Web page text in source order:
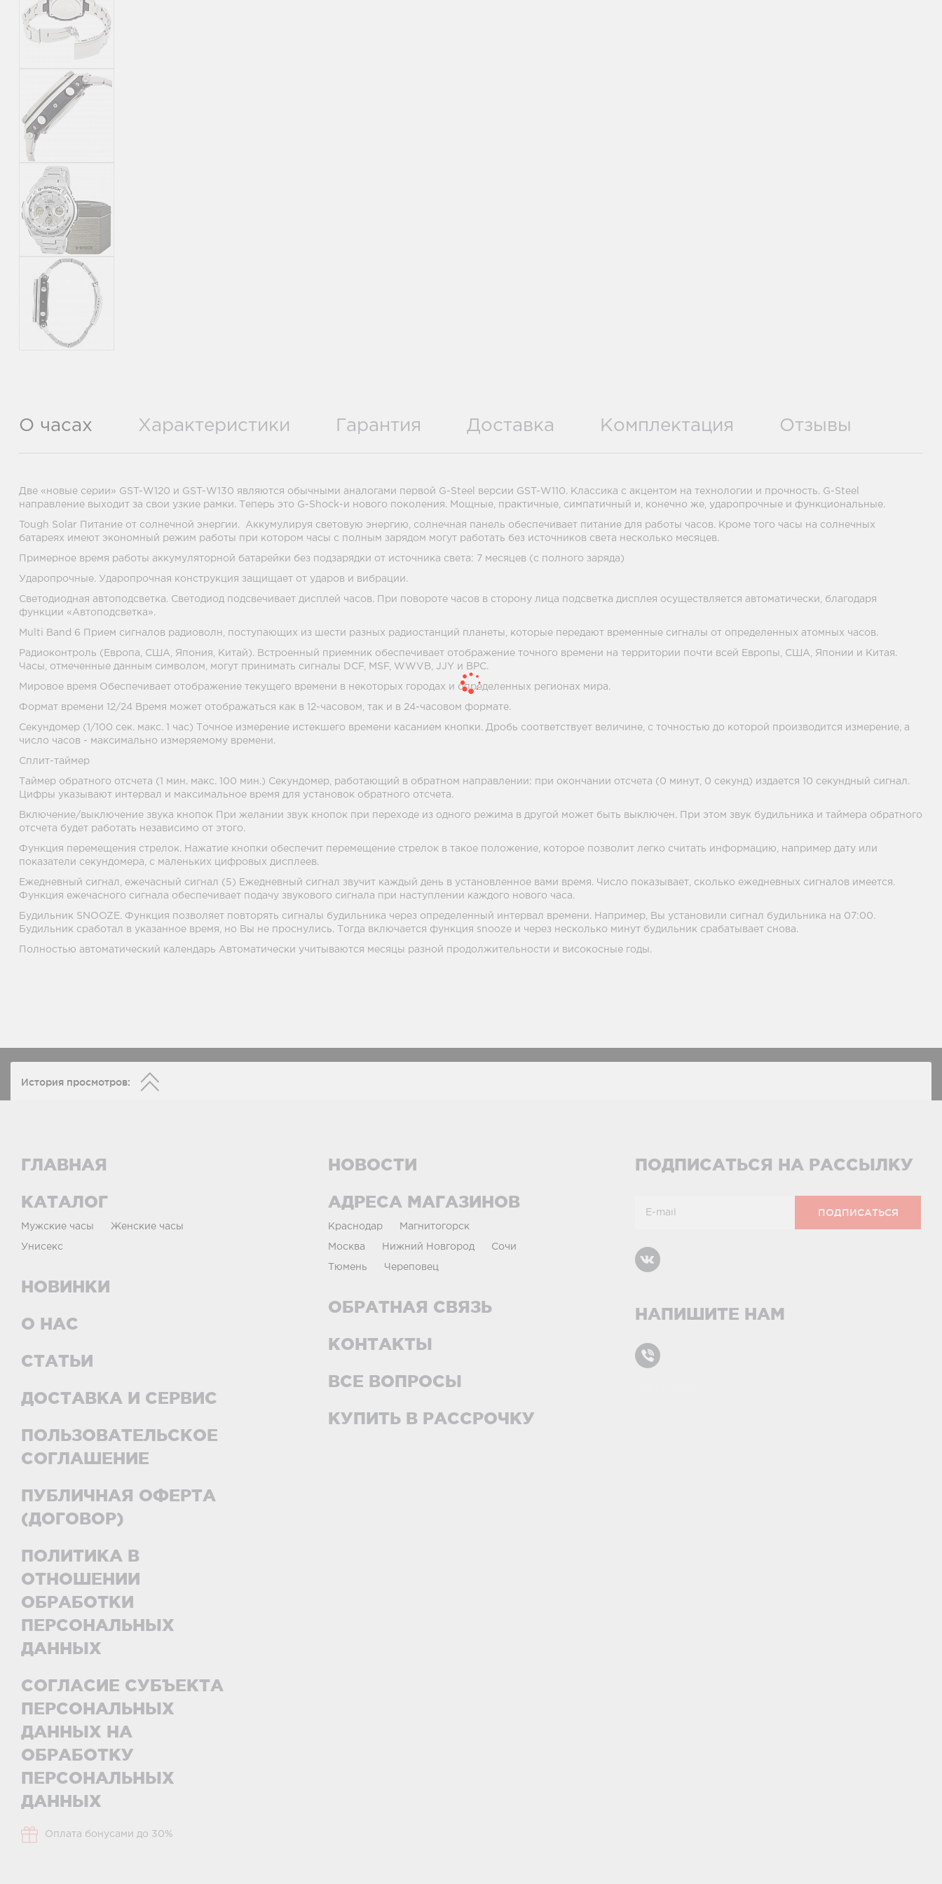
О часах Характеристики Гарантия Доставка Комплектация Отзывы
Две «новые серии» GST-W120 и GST-W130 являются обычными аналогами первой G-Steel версии GST-W110. Классика с акцентом на технологии и прочность. G-Steel
направление выходит за свои узкие рамки. Теперь это G-Shock-и нового поколения. Мощные, практичные, симпатичный и, конечно же, ударопрочные и функциональные.
Tough Solar Питание от солнечной энергии. Аккумулируя световую энергию, солнечная панель обеспечивает питание для работы часов. Кроме того часы на солнечных
батареях имеют экономный режим работы при котором часы с полным зарядом могут работать без источников света несколько месяцев.
Примерное время работы аккумуляторной батарейки без подзарядки от источника света: 7 месяцев (с полного заряда)
Ударопрочные. Ударопрочная конструкция защищает от ударов и вибрации.
Светодиодная автоподсветка. Светодиод подсвечивает дисплей часов. При повороте часов в сторону лица подсветка дисплея осуществляется автоматически, благодаря
функции «Автоподсветка».
Multi Band 6 Прием сигналов радиоволн, поступающих из шести разных радиостанций планеты, которые передают временные сигналы от определенных атомных часов.
Радиоконтроль (Европа, США, Япония, Китай). Встроенный приемник обеспечивает отображение точного времени на территории почти всей Европы, США, Японии и Китая.
Часы, отмеченные данным символом, могут принимать сигналы DCF, MSF, WWVB, JJY и BPC.
Мировое время Обеспечивает отображение текущего времени в некоторых городах и определенных регионах мира.
Формат времени 12/24 Время может отображаться как в 12-часовом, так и в 24-часовом формате.
Секундомер (1/100 сек. макс. 1 час) Точное измерение истекшего времени касанием кнопки. Дробь соответствует величине, с точностью до которой производится измерение, а
число часов - максимально измеряемому времени.
Сплит-таймер
Таймер обратного отсчета (1 мин. макс. 100 мин.) Секундомер, работающий в обратном направлении: при окончании отсчета (0 минут, 0 секунд) издается 10 секундный сигнал.
Цифры указывают интервал и максимальное время для установок обратного отсчета.
Включение/выключение звука кнопок При желании звук кнопок при переходе из одного режима в другой может быть выключен. При этом звук будильника и таймера обратного
отсчета будет работать независимо от этого.
Функция перемещения стрелок. Нажатие кнопки обеспечит перемещение стрелок в такое положение, которое позволит легко считать информацию, например дату или
показатели секундомера, с маленьких цифровых дисплеев.
Ежедневный сигнал, ежечасный сигнал (5) Ежедневный сигнал звучит каждый день в установленное вами время. Число показывает, сколько ежедневных сигналов имеется.
Функция ежечасного сигнала обеспечивает подачу звукового сигнала при наступлении каждого нового часа.
Будильник SNOOZE. Функция позволяет повторять сигналы будильника через определенный интервал времени. Например, Вы установили сигнал будильника на 07:00.
Будильник сработал в указанное время, но Вы не проснулись. Тогда включается функция snooze и через несколько минут будильник срабатывает снова.
Полностью автоматический календарь Автоматически учитываются месяцы разной продолжительности и високосные годы.
История просмотров:
ГЛАВНАЯ
КАТАЛОГ
Мужские часы Женские часы
Унисекс
НОВИНКИ
О НАС
СТАТЬИ
ДОСТАВКА И СЕРВИС
ПОЛЬЗОВАТЕЛЬСКОЕ
СОГЛАШЕНИЕ
ПУБЛИЧНАЯ ОФЕРТА
(ДОГОВОР)
ПОЛИТИКА В
ОТНОШЕНИИ
ОБРАБОТКИ
ПЕРСОНАЛЬНЫХ
ДАННЫХ
СОГЛАСИЕ СУБЪЕКТА
ПЕРСОНАЛЬНЫХ
ДАННЫХ НА
ОБРАБОТКУ
ПЕРСОНАЛЬНЫХ
ДАННЫХ
Оплата бонусами до 30%
НОВОСТИ
АДРЕСА МАГАЗИНОВ
Краснодар Магнитогорск
Москва Нижний Новгород Сочи
Тюмень Череповец
ОБРАТНАЯ СВЯЗЬ
КОНТАКТЫ
ВСЕ ВОПРОСЫ
КУПИТЬ В РАССРОЧКУ
ПОДПИСАТЬСЯ НА РАССЫЛКУ
НАПИШИТЕ НАМ